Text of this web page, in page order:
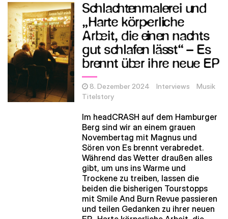
Schlachtenmalerei und
„Harte körperliche
Arbeit, die einen nachts
gut schlafen lässt“ – Es
brennt über ihre neue EP
8. Dezember 2024 Interviews
Musik
Titelstory
Im headCRASH auf dem Hamburger
Berg sind wir an einem grauen
Novembertag mit Magnus und
Sören von Es brennt verabredet.
Während das Wetter draußen alles
gibt, um uns ins Warme und
Trockene zu treiben, lassen die
beiden die bisherigen Tourstopps
mit Smile And Burn Revue passieren
und teilen Gedanken zu ihrer neuen